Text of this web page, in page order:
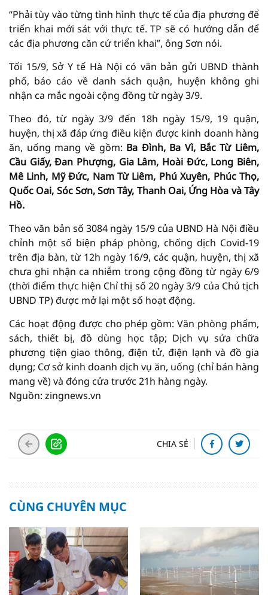
“Phải tùy vào từng tình hình thực tế của địa phương để
triển khai mới sát với thực tế. TP sẽ có hướng dẫn để
các địa phương căn cứ triển khai”, ông Sơn nói.
Tối 15/9, Sở Y tế Hà Nội có văn bản gửi UBND thành
phố, báo cáo về danh sách quận, huyện không ghi
nhận ca mắc ngoài cộng đồng từ ngày 3/9.
Theo đó, từ ngày 3/9 đến 18h ngày 15/9, 19 quận,
huyện, thị xã đáp ứng điều kiện được kinh doanh hàng
ăn, uống mang về gồm: Ba Đình, Ba Vì, Bắc Từ Liêm,
Cầu Giấy, Đan Phượng, Gia Lâm, Hoài Đức, Long Biên,
Mê Linh, Mỹ Đức, Nam Từ Liêm, Phú Xuyên, Phúc Thọ,
Quốc Oai, Sóc Sơn, Sơn Tây, Thanh Oai, Ứng Hòa và Tây
Hồ.
Theo văn bản số 3084 ngày 15/9 của UBND Hà Nội điều
chỉnh một số biện pháp phòng, chống dịch Covid-19
trên địa bàn, từ 12h ngày 16/9, các quận, huyện, thị xã
chưa ghi nhận ca nhiễm trong cộng đồng từ ngày 6/9
(thời điểm thực hiện Chỉ thị số 20 ngày 3/9 của Chủ tịch
UBND TP) được mở lại một số hoạt động.
Các hoạt động được cho phép gồm: Văn phòng phẩm,
sách, thiết bị, đồ dùng học tập; Dịch vụ sửa chữa
phương tiện giao thông, điện tử, điện lạnh và đồ gia
dụng; Cơ sở kinh doanh dịch vụ ăn, uống (chỉ bán hàng
mang về) và đóng cửa trước 21h hàng ngày.
Nguồn: zingnews.vn
CHIA SẺ
CÙNG CHUYÊN MỤC